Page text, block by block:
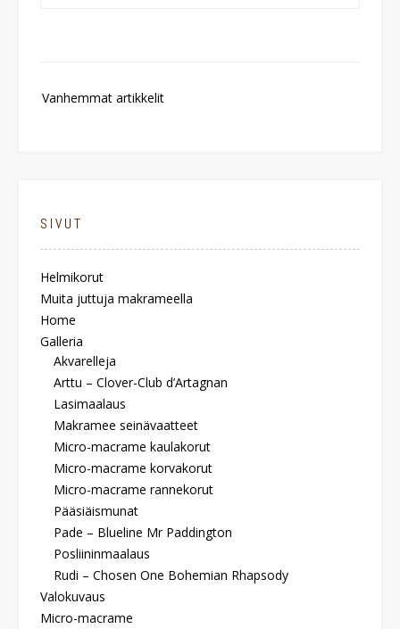
Artikkelien
Vanhemmat artikkelit
SIVUT
Helmikorut
Muita juttuja makrameella
Home
Galleria
Akvarelleja
Arttu – Clover-Club d’Artagnan
Lasimaalaus
Makramee seinävaatteet
Micro-macrame kaulakorut
Micro-macrame korvakorut
Micro-macrame rannekorut
Pääsiäismunat
Pade – Blueline Mr Paddington​
Posliininmaalaus
Rudi – Chosen One Bohemian Rhapsody
Valokuvaus
Micro-macrame